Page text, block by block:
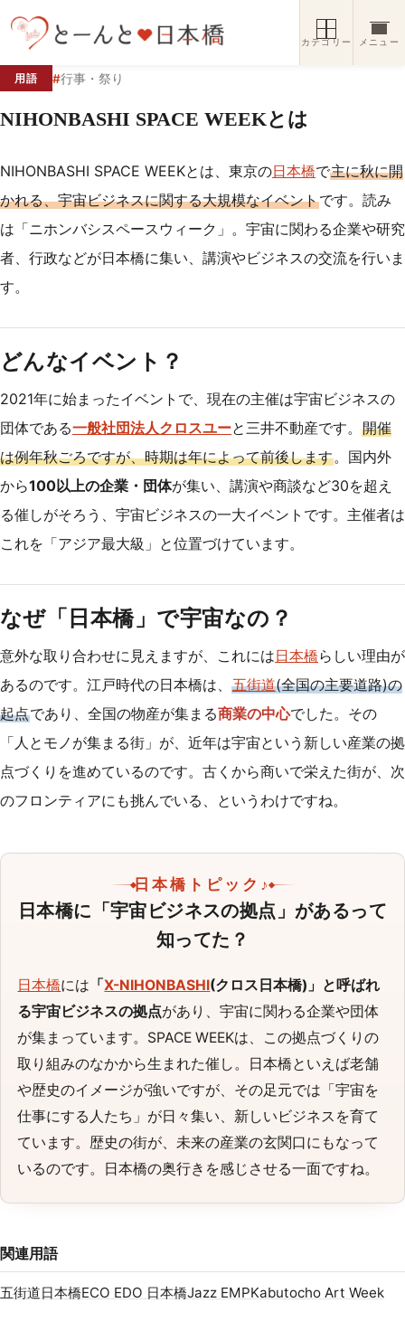
カテゴリー メニュー
用語 #行事・祭り
NIHONBASHI SPACE WEEKとは
NIHONBASHI SPACE WEEKとは、東京の日本橋で主に秋に開
かれる、宇宙ビジネスに関する大規模なイベントです。読み
は「ニホンバシスペースウィーク」。宇宙に関わる企業や研究
者、行政などが日本橋に集い、講演やビジネスの交流を行いま
す。
どんなイベント？
2021年に始まったイベントで、現在の主催は宇宙ビジネスの
団体である一般社団法人クロスユーと三井不動産です。 開催
は例年秋ごろですが、時期は年によって前後します。国内外
から100以上の企業・団体が集い、講演や商談など30を超え
る催しがそろう、宇宙ビジネスの一大イベントです。主催者は
これを「アジア最大級」と位置づけています。
なぜ「日本橋」で宇宙なの？
意外な取り合わせに見えますが、これには日本橋らしい理由が
あるのです。江戸時代の日本橋は、 五街道(全国の主要道路)の
起点であり、全国の物産が集まる商業の中心でした。その
「人とモノが集まる街」が、近年は宇宙という新しい産業の拠
点づくりを進めているのです。古くから商いで栄えた街が、次
のフロンティアにも挑んでいる、というわけですね。
日本橋トピック♪
日本橋に「宇宙ビジネスの拠点」があるって
知ってた？
日本橋には 「X-NIHONBASHI(クロス日本橋)」と呼ばれ
る宇宙ビジネスの拠点があり、宇宙に関わる企業や団体
が集まっています。SPACE WEEKは、この拠点づくりの
取り組みのなかから生まれた催し。日本橋といえば老舗
や歴史のイメージが強いですが、その足元では「宇宙を
仕事にする人たち」が日々集い、新しいビジネスを育て
ています。歴史の街が、未来の産業の玄関口にもなって
いるのです。日本橋の奥行きを感じさせる一面ですね。
関連用語
五街道日本橋ECO EDO 日本橋Jazz EMPKabutocho Art Week